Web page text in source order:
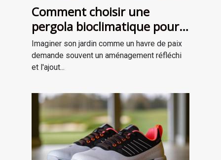
Comment choisir une
pergola bioclimatique pour
améliorer votre jardin
Imaginer son jardin comme un havre de paix
demande souvent un aménagement réfléchi
et l'ajout...